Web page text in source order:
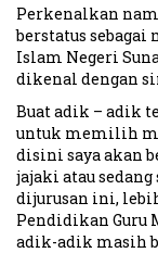
Perkenalkan
berstatus
Islam Negeri
dikenal dengan
Buat adik – adik
untuk memilih
disini saya akan
jajaki atau
dijurusan ini,
Pendidikan Guru
adik-adik masih